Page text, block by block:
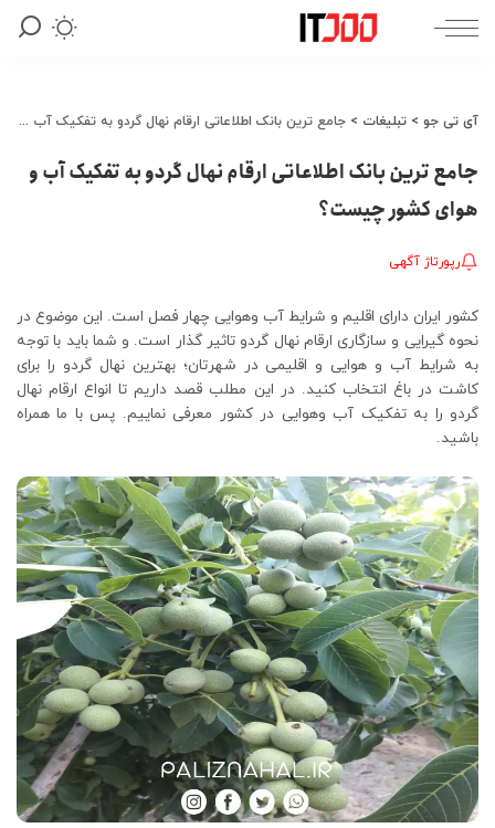
آی تی جو > تبلیغات > جامع ترین بانک اطلاعاتی ارقام نهال گردو به تفکیک آب و هوای کشور چیست؟
جامع ترین بانک اطلاعاتی ارقام نهال گردو به تفکیک آب و
هوای کشور چیست؟
رپورتاژ آگهی
کشور ایران دارای اقلیم و شرایط آب وهوایی چهار فصل است. این موضوع در
نحوه گیرایی و سازگاری ارقام نهال گردو تاثیر گذار است. و شما باید با توجه
به شرایط آب و هوایی و اقلیمی در شهرتان؛ بهترین نهال گردو را برای
کاشت در باغ انتخاب کنید. در این مطلب قصد داریم تا انواع ارقام نهال
گردو را به تفکیک آب وهوایی در کشور معرفی نماییم. پس با ما همراه
باشید.